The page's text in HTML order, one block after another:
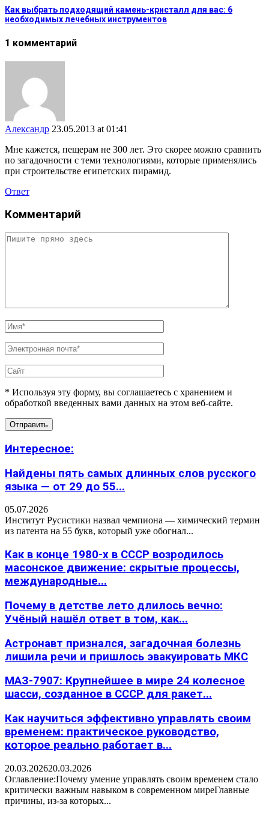
Как выбрать подходящий камень-кристалл для вас: 6
необходимых лечебных инструментов
1 комментарий
Александр 23.05.2013 at 01:41
Мне кажется, пещерам не 300 лет. Это скорее можно сравнить
по загадочности с теми технологиями, которые применялись
при строительстве египетских пирамид.
Ответ
Комментарий
* Используя эту форму, вы соглашаетесь с хранением и
обработкой введенных вами данных на этом веб-сайте.
Интересное:
Найдены пять самых длинных слов русского
языка — от 29 до 55...
05.07.2026
Институт Русистики назвал чемпиона — химический термин
из патента на 55 букв, который уже обогнал...
Как в конце 1980-х в СССР возродилось
масонское движение: скрытые процессы,
международные...
Почему в детстве лето длилось вечно:
Учёный нашёл ответ в том, как...
Астронавт признался, загадочная болезнь
лишила речи и пришлось эвакуировать МКС
МАЗ-7907: Крупнейшее в мире 24 колесное
шасси, созданное в СССР для ракет...
Как научиться эффективно управлять своим
временем: практическое руководство,
которое реально работает в...
20.03.202620.03.2026
Оглавление:Почему умение управлять своим временем стало
критически важным навыком в современном миреГлавные
причины, из-за которых...